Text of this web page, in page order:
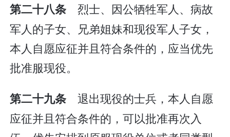
第二十八条 烈士、因公牺牲军人、病故
军人的子女、兄弟姐妹和现役军人子女，
本人自愿应征并且符合条件的，应当优先
批准服现役。
第二十九条 退出现役的士兵，本人自愿
应征并且符合条件的，可以批准再次入